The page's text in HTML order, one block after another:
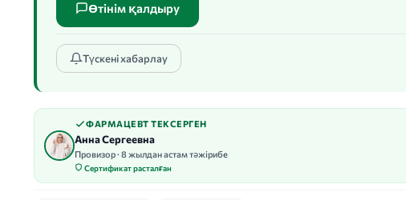
Өтінім қалдыру
Түскені хабарлау
ФАРМАЦЕВТ ТЕКСЕРГЕН
Анна Сергеевна
Провизор · 8 жылдан астам тәжірибе
Сертификат расталған